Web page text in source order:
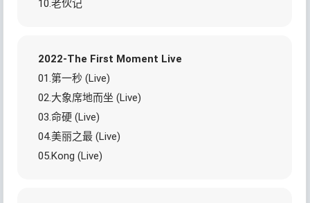
10.老伙记
2022-The First Moment Live
01.第一秒 (Live)
02.大象席地而坐 (Live)
03.命硬 (Live)
04.美丽之最 (Live)
05.Kong (Live)